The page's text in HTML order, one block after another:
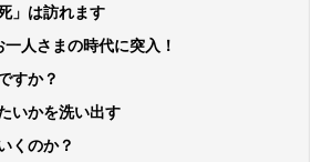
」は訪れます
一人さまの時代に突入！
すか？
いかを洗い出す
くのか？